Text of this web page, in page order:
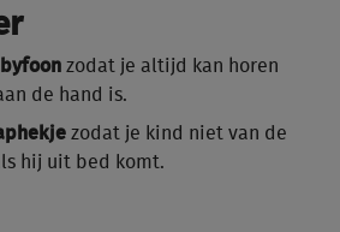
zodat je altijd kan horen
de hand is.
zodat je kind niet van de
hij uit bed komt.